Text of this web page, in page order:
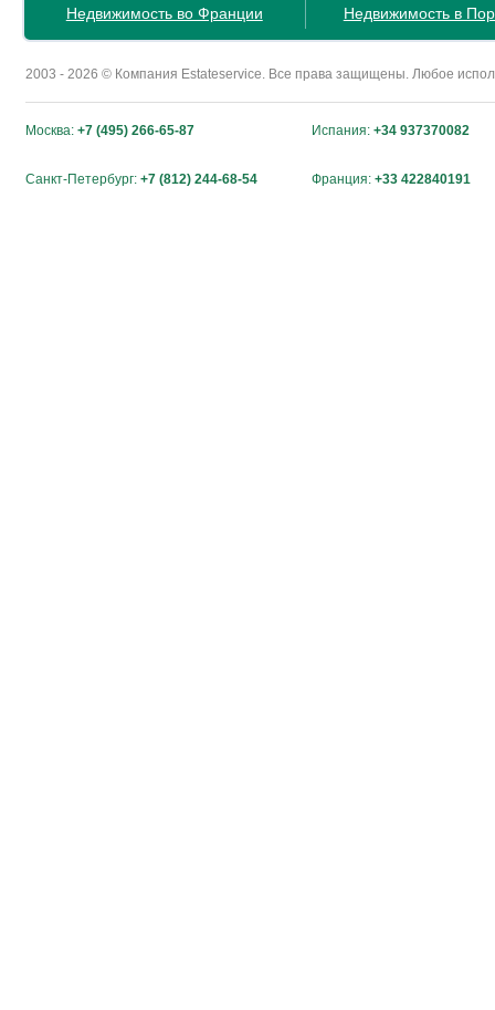
Недвижимость во Франции
Недвижимость в
2003 - 2026 © Компания Estateservice. Все права защищены. Любое
Москва: +7 (495) 266-65-87 Испания: +34 937370082
Санкт-Петербург: +7 (812) 244-68-54 Франция: +33 422840191